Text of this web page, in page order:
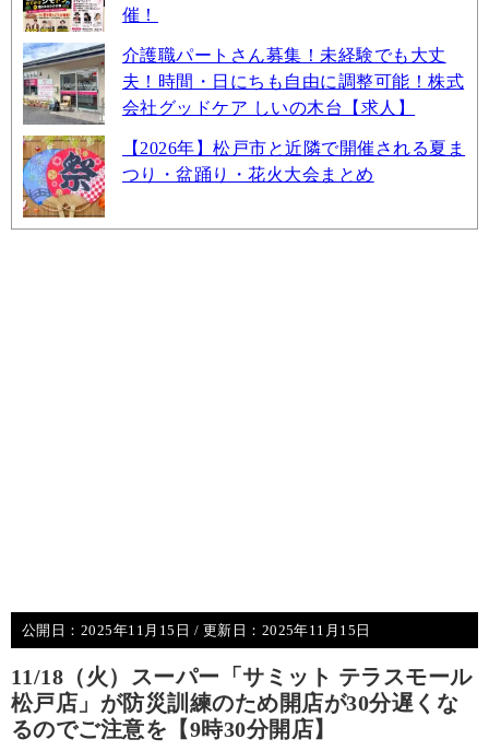
催！
介護職パートさん募集！未経験でも大丈
夫！時間・日にちも自由に調整可能！株式
会社グッドケア しいの木台【求人】
【2026年】松戸市と近隣で開催される夏ま
つり・盆踊り・花火大会まとめ
公開日： 2025年11月15日 / 更新日： 2025年11月15日
11/18（火）スーパー「サミット テラスモール
松戸店」が防災訓練のため開店が30分遅くな
るのでご注意を【9時30分開店】